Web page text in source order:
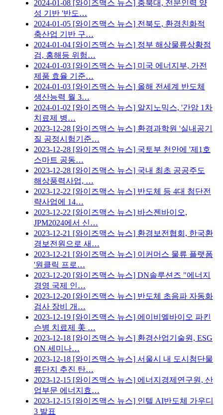
2024-01-08 [와이즈맥스 뉴스] 충북대, 전문인력 양
성 기반 '반도…
2024-01-05 [와이즈맥스 뉴스] 전북도, 환경친화적
축산업 기반 구…
2024-01-04 [와이즈맥스 뉴스] 정부 해상물류상황점
검, 홍해등 위험…
2024-01-03 [와이즈맥스 뉴스] 미국 에너지부, 가전
제품 효율 기준…
2024-01-03 [와이즈맥스 뉴스] 올해 전세계 반도체
생산능력 월 3…
2024-01-02 [와이즈맥스 뉴스] 알지노믹스, '간암 1차
치료제 병…
2023-12-28 [와이즈맥스 뉴스] 환경과학원 '실내공기
질 공정시험기준…
2023-12-28 [와이즈맥스 뉴스] 국토부 천안에 '제1호
스마트 공동…
2023-12-28 [와이즈맥스 뉴스] 국내 최초 공공주도
해상풍력사업, …
2023-12-22 [와이즈맥스 뉴스] 반도체 등 4대 첨단전
략사업에 14…
2023-12-22 [와이즈맥스 뉴스] 바스젠바이오,
JPM2024에서 신…
2023-12-21 [와이즈맥스 뉴스] 환경보전협회, 한국환
경보전원으로 새…
2023-12-21 [와이즈맥스 뉴스] 이커머스 물류 플랫폼
'원클릭 프로…
2023-12-20 [와이즈맥스 뉴스] DN솔루션즈 "에너지
경영 국제 인…
2023-12-20 [와이즈맥스 뉴스] 반도체 초음파 자동화
검사 장비 개…
2023-12-19 [와이즈맥스 뉴스] 에이비엘바이오 파킨
슨병 치료제 美 …
2023-12-18 [와이즈맥스 뉴스] 환경산업기술원, ESG
ON 세미나…
2023-12-18 [와이즈맥스 뉴스] 서울시 내 도시첨단물
류단지 추진 탄…
2023-12-15 [와이즈맥스 뉴스] 에너지경제연구원, 산
업부문 에너지효…
2023-12-15 [와이즈맥스 뉴스] 인텔 AI반도체 가우디
3 발표